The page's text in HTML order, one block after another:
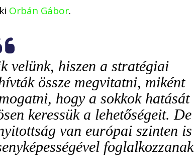
Orbán Gábor.
velünk, hiszen a stratégiai
össze megvitatni, miként
hogy a sokkok hatását
keressük a lehetőségeit. De
van európai szinten is
foglalkozzanak